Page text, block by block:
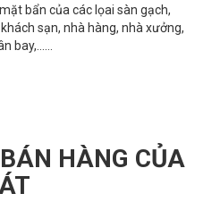
bẩn của các lọai sàn gạch,
sạn, nhà hàng, nhà xưởng,
bay,……
HÀNG CỦA